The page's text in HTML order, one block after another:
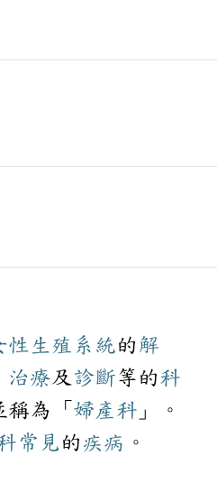
性 生殖 系統 的 解
治療及 診斷等的科
稱為「 婦產科 」。
常見 的 疾病 。